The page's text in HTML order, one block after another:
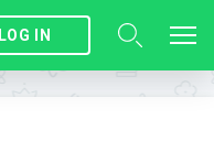
LOG IN